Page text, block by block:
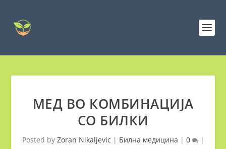
МЕД ВО КОМБИНАЦИЈА
СО БИЛКИ
Posted by Zoran Nikaljevic | Билна медицина | 0 |